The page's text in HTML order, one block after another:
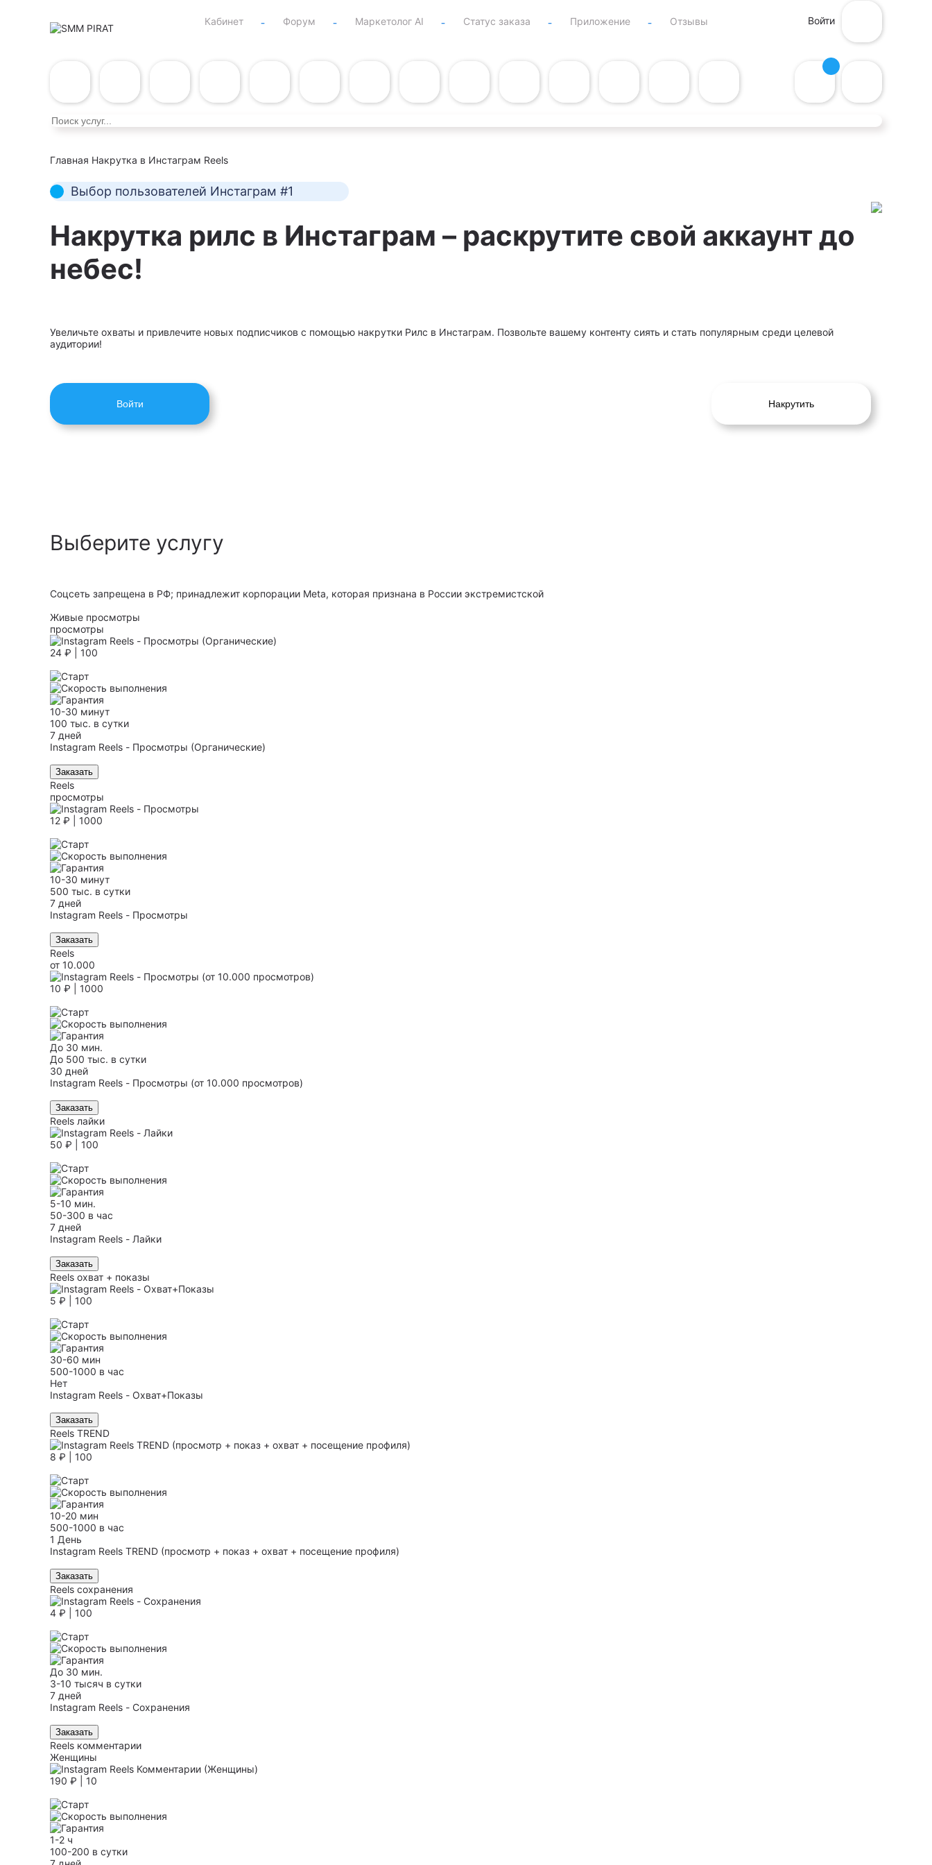
Кабинет Форум Маркетолог AI Статус заказа Приложение Отзывы Войти
Главная Накрутка в Инстаграм Reels
Выбор пользователей Инстаграм #1
Накрутка рилс в Инстаграм – раскрутите свой аккаунт до
небес!
Увеличьте охваты и привлечите новых подписчиков с помощью накрутки Рилс в Инстаграм. Позвольте вашему контенту сиять и стать популярным среди целевой
аудитории!
Войти Накрутить
Выберите услугу
Соцсеть запрещена в РФ; принадлежит корпорации Meta, которая признана в России экстремистской
Живые просмотры
просмотры
24 ₽ | 100
10-30 минут
100 тыс. в сутки
7 дней
Instagram Reels - Просмотры (Органические)
Заказать
Reels
просмотры
12 ₽ | 1000
10-30 минут
500 тыс. в сутки
7 дней
Instagram Reels - Просмотры
Заказать
Reels
от 10.000
10 ₽ | 1000
До 30 мин.
До 500 тыс. в сутки
30 дней
Instagram Reels - Просмотры (от 10.000 просмотров)
Заказать
Reels лайки
50 ₽ | 100
5-10 мин.
50-300 в час
7 дней
Instagram Reels - Лайки
Заказать
Reels охват + показы
5 ₽ | 100
30-60 мин
500-1000 в час
Нет
Instagram Reels - Охват+Показы
Заказать
Reels TREND
8 ₽ | 100
10-20 мин
500-1000 в час
1 День
Instagram Reels TREND (просмотр + показ + охват + посещение профиля)
Заказать
Reels сохранения
4 ₽ | 100
До 30 мин.
3-10 тысяч в сутки
7 дней
Instagram Reels - Сохранения
Заказать
Reels комментарии
Женщины
190 ₽ | 10
1-2 ч
100-200 в сутки